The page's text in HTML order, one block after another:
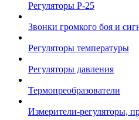
Регуляторы Р-25
Звонки громкого боя и
Регуляторы температуры
Регуляторы давления
Термопреобразователи
Измерители-регуляторы,